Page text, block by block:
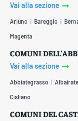
Vai alla sezione
Arluno Bareggio
Magenta
COMUNI
Vai alla sezione
Abbiategrasso Albairate
Cisliano
COMUNI DEL